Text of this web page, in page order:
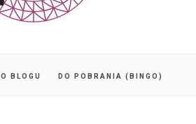
O BLOGU DO POBRANIA (BINGO)